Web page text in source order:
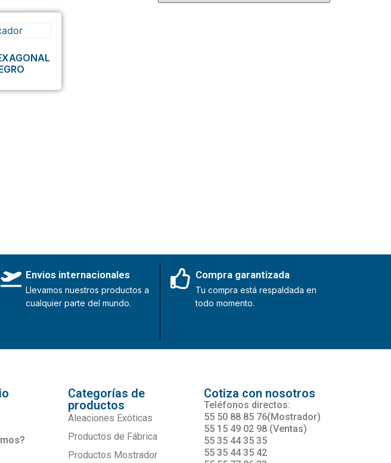
Envios internacionales
Llevamos nuestros productos a
cualquier parte del mundo.
Compra garantizada
Tu compra está respaldada en
todo momento.
Categorías de
productos
Aleaciones Exóticas
Productos de Fábrica
Productos Mostrador
Cotiza con nosotros
Teléfonos directos:
55 50 88 85 76(Mostrador)
55 15 49 02 98 (Ventas)
55 35 44 35 35
55 35 44 35 42